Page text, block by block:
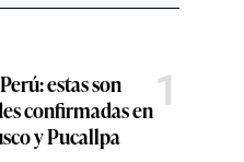
estas son
confirmadas en
y Pucallpa
1